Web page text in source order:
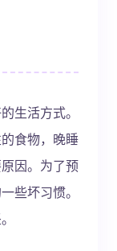
生活方式。
食物，晚睡
因。为了预
些坏习惯。